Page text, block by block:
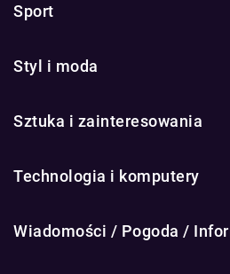
Sport
Styl i moda
Sztuka i zainteresowania
Technologia i komputery
Wiadomości / Pogoda /